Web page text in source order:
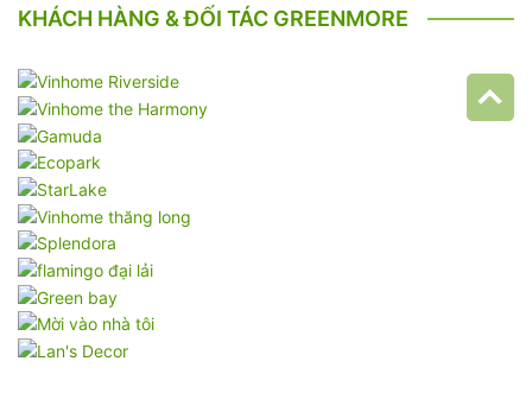
KHÁCH HÀNG & ĐỐI TÁC GREENMORE